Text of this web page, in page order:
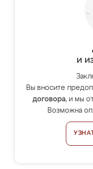
и
Вы вносите
договора, и мы
Возможна